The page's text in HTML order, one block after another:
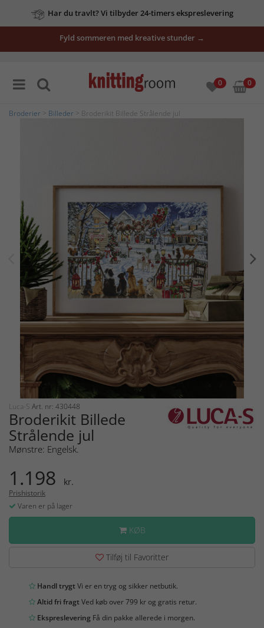
Har du travlt? Vi tilbyder 24-timers ekspreslevering
Fyld sommeren med kreative stunder →
0 0
Broderier Billeder > Broderikit Billede Strålende jul
Luca-S Art. nr: 430448
Broderikit Billede
Strålende jul
Mønstre: Engelsk.
1.198 kr.
Prishistorik
Varen er på lager
KØB
Tilføj til Favoritter
Handl trygtVi er en tryg og sikker netbutik.
Altid fri fragtVed køb over 799 kr og gratis retur.
Ekspreslevering Få din pakke allerede i morgen.